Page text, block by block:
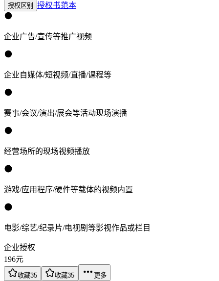
授权区别 授权书范本
企业广告/宣传等推广视频
企业自媒体/短视频/直播/课程等
赛事/会议/演出/展会等活动现场演播
经营场所的现场视频播放
游戏/应用程序/硬件等载体的视频内置
电影/综艺/纪录片/电视剧等影视作品或栏目
企业授权
196元
收藏35 收藏35 更多